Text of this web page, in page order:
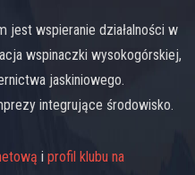
jest wspieranie działalności w
wspinaczki wysokogórskiej,
jaskiniowego.
integrujące środowisko.
iprofil klubu na